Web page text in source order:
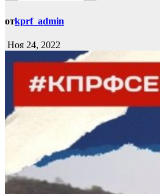
отkprf_admin
Ноя 24, 2022